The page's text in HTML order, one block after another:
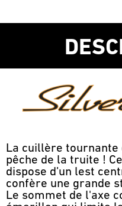
La cuillère tournante
pêche de la truite !
dispose d’un lest
confère une grande
Le sommet de l'axe